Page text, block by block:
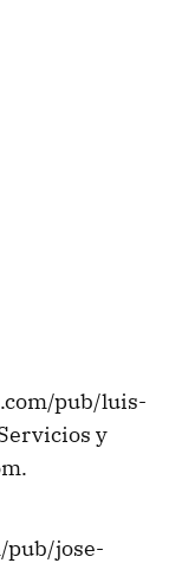
pub/luis-
y
pub/jose-